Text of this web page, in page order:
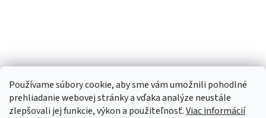
Používame súbory cookie, aby sme vám umožnili pohodlné
prehliadanie webovej stránky a vďaka analýze neustále
zlepšovali jej funkcie, výkon a použiteľnosť.Viac informácií